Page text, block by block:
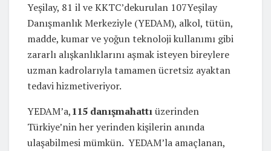
Yeşilay, 81 il ve KKTC’dekurulan 107Yeşilay
Danışmanlık Merkeziyle (YEDAM), alkol, tütün,
madde, kumar ve yoğun teknoloji kullanımı gibi
zararlı alışkanlıklarını aşmak isteyen bireylere
uzman kadrolarıyla tamamen ücretsiz ayaktan
tedavi hizmetiveriyor.
YEDAM’a,115 danışmahattıüzerinden
Türkiye’nin her yerinden kişilerin anında
ulaşabilmesi mümkün. YEDAM’la amaçlanan,